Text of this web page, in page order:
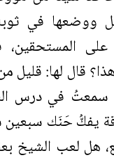
ووضعها في
المستحقين،
قال لها: قليل
سمعتُ في درس
يفكُّ حَنَك سبعين
هل لعب الشيخ